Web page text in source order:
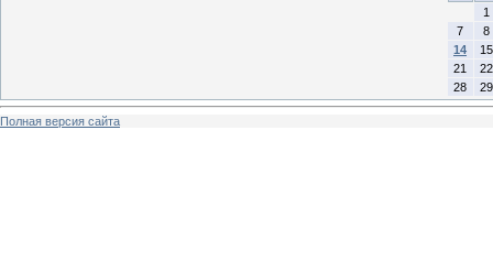
1
7
8
14
15
21
22
28
29
Полная версия сайта